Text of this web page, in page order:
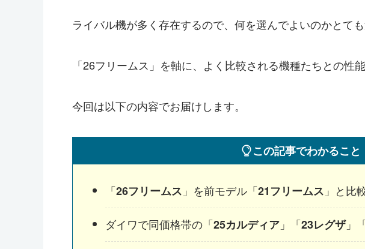
ライバル機が多く存在するので、何を選んでよいのかとても
「26フリームス」を軸に、よく比較される機種たちとの性
今回は以下の内容でお届けします。
この記事でわかること
「26フリームス 」を前モデル「21フリームス 」と比
ダイワで同価格帯の「25カルディア 」「23レグザ」